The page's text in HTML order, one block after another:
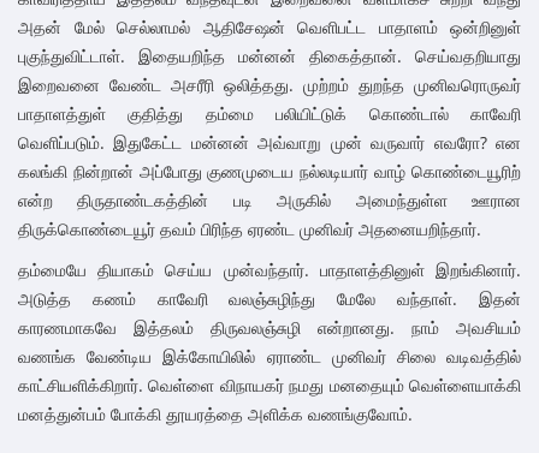
அதன் மேல் செல்லாமல் ஆதிசேஷன் வெளிபட்ட பாதாளம் ஒன்றினுள்
புகுந்துவிட்டாள். இதையறிந்த மன்னன் திகைத்தான். செய்வதறியாது
இறைவனை வேண்ட அசரீரி ஒலித்தது. முற்றம் துறந்த முனிவரொருவர்
பாதாளத்துள் குதித்து தம்மை பலியிட்டுக் கொண்டால் காவேரி
வெளிப்படும். இதுகேட்ட மன்னன் அவ்வாறு முன் வருவார் எவரோ? என
கலங்கி நின்றான் அப்போது குணமுடைய நல்லடியார் வாழ் கொண்டையூரிற்
என்ற திருதாண்டகத்தின் படி அருகில் அமைந்துள்ள ஊரான
திருக்கொண்டையூர் தவம் பிரிந்த ஏரண்ட முனிவர் அதனையறிந்தார்.
தம்மையே தியாகம் செய்ய முன்வந்தார். பாதாளத்தினுள் இறங்கினார்.
அடுத்த கணம் காவேரி வலஞ்சுழிந்து மேலே வந்தாள். இதன்
காரணமாகவே இத்தலம் திருவலஞ்சுழி என்றானது. நாம் அவசியம்
வணங்க வேண்டிய இக்கோயிலில் ஏராண்ட முனிவர் சிலை வடிவத்தில்
காட்சியளிக்கிறார். வெள்ளை விநாயகர் நமது மனதையும் வெள்ளையாக்கி
மனத்துன்பம் போக்கி தூயரத்தை அளிக்க வணங்குவோம்.